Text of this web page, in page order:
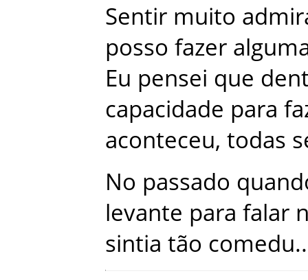
Sentir muito
posso fazer
Eu pensei que
capacidade para
aconteceu, todas
No passado
levante para falar
sintia tão comedu